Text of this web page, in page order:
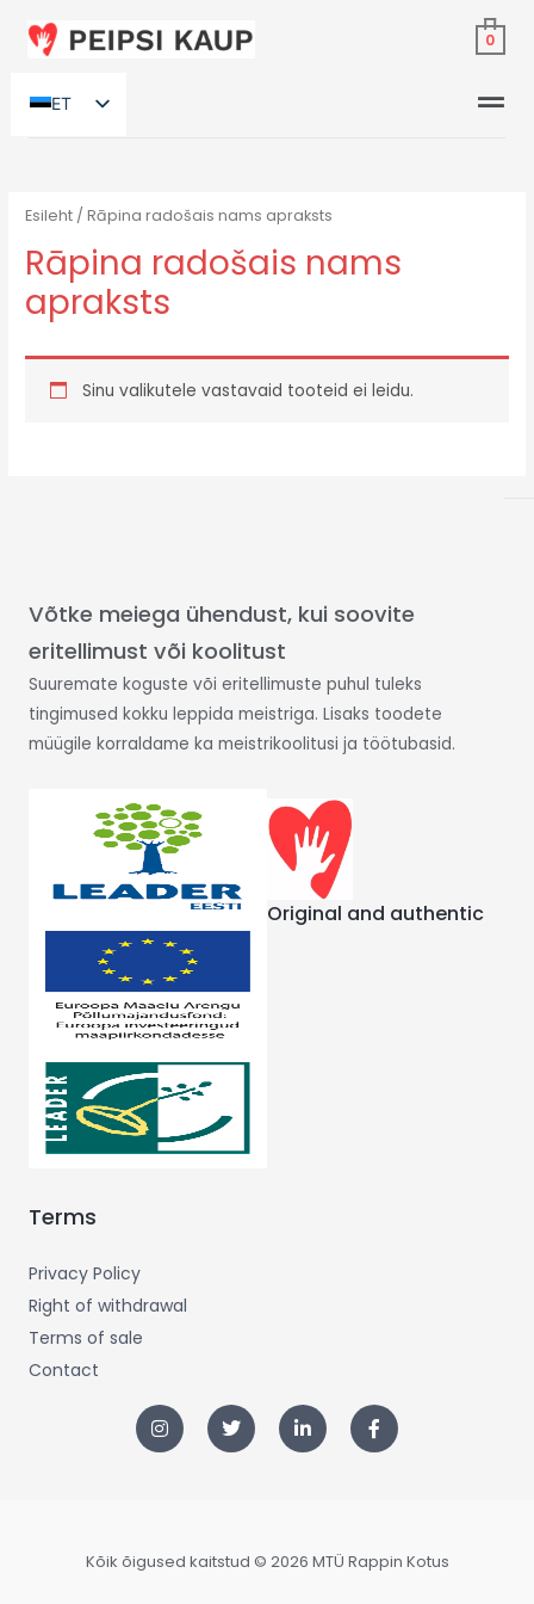
0
ET
RU
Esileht / Rāpina radošais nams apraksts
Rāpina radošais nams
apraksts
Sinu valikutele vastavaid tooteid ei leidu.
Võtke meiega ühendust, kui soovite
eritellimust või koolitust
Suuremate koguste või eritellimuste puhul tuleks
tingimused kokku leppida meistriga. Lisaks toodete
müügile korraldame ka meistrikoolitusi ja töötubasid.
Original and authentic
Terms
Privacy Policy
Right of withdrawal
Terms of sale
Contact
Kõik õigused kaitstud © 2026 MTÜ Rappin Kotus